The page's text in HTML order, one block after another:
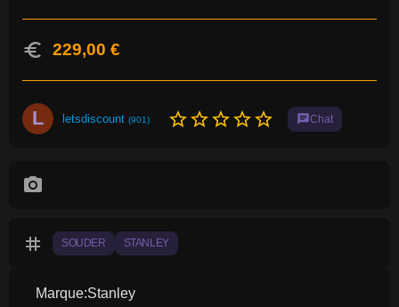
euro 229,00 €
L letsdiscount (901) star_borderstar_borderstar_borderstar_borderstar_border chatChat
photo_camera
tag SOUDER STANLEY
Marque:Stanley